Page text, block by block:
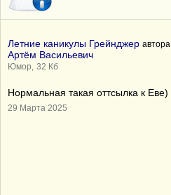
Летние каникулы Грейнджер автора
Артём Васильевич
Юмор, 32 Кб
Нормальная такая оттсылка к Еве)
29 Марта 2025